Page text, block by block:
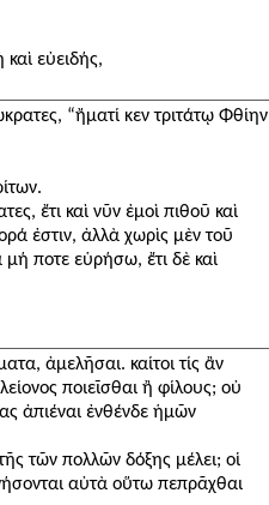
εὐειδής,
“ἤματί κεν τριτάτῳ Φθίην
ἔτι καὶ νῦν ἐμοὶ πιθοῦ καὶ
ἐστιν, ἀλλὰ χωρὶς μὲν τοῦ
μή ποτε εὑρήσω, ἔτι δὲ καὶ
ἀμελῆσαι. καίτοι τίς ἂν
ποιεῖσθαι ἢ φίλους; οὐ
ἀπιέναι ἐνθένδε ἡμῶν
τῶν πολλῶν δόξης μέλει; οἱ
αὐτὰ οὕτω πεπρᾶχθαι